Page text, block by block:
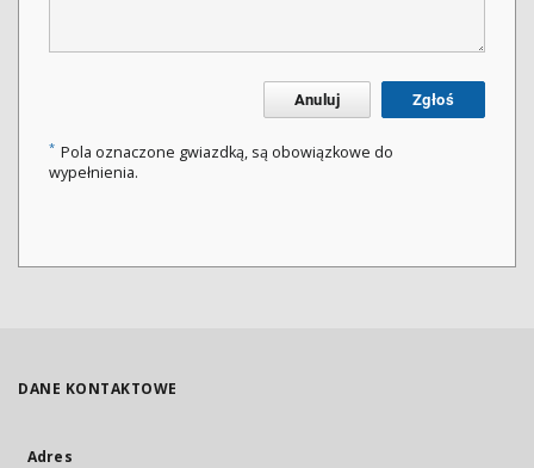
Anuluj Zgłoś
* Pola oznaczone gwiazdką, są obowiązkowe do
wypełnienia.
DANE KONTAKTOWE
Adres